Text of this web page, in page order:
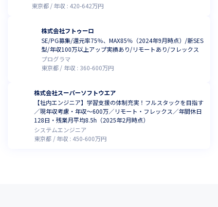
東京都
年収 : 420-642万円
株式会社フトゥーロ
SE/PG募集/還元率75％、MAX85％（2024年9月時点）/新SES
型/年収100万以上アップ実績あり/リモートあり/フレックス
プログラマ
東京都
年収 : 360-600万円
株式会社スーパーソフトウエア
【社内エンジニア】学習支援の体制充実！フルスタックを目指す
／現年収考慮・年収～600万／リモート・フレックス／年間休日
128日・残業月平均8.5h（2025年2月時点）
システムエンジニア
東京都
年収 : 450-600万円